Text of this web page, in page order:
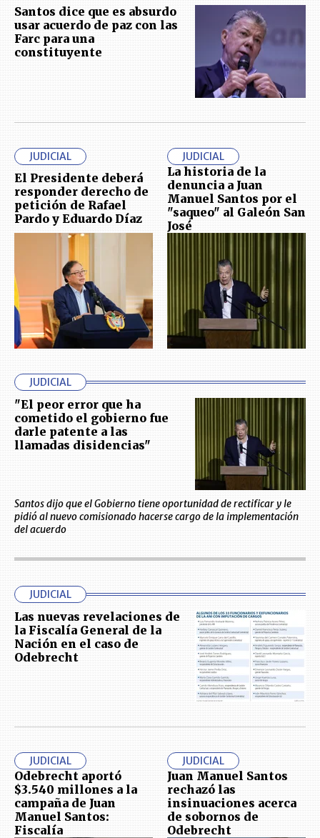
Santos dice que es absurdo
usar acuerdo de paz con las
Farc para una
constituyente
JUDICIAL
El Presidente deberá
responder derecho de
petición de Rafael
Pardo y Eduardo Díaz
JUDICIAL
La historia de la
denuncia a Juan
Manuel Santos por el
"saqueo" al Galeón San
José
JUDICIAL
"El peor error que ha
cometido el gobierno fue
darle patente a las
llamadas disidencias"
Santos dijo que el Gobierno tiene oportunidad de rectificar y le
pidió al nuevo comisionado hacerse cargo de la implementación
del acuerdo
JUDICIAL
Las nuevas revelaciones de
la Fiscalía General de la
Nación en el caso de
Odebrecht
JUDICIAL
Odebrecht aportó
$3.540 millones a la
campaña de Juan
Manuel Santos:
Fiscalía
JUDICIAL
Juan Manuel Santos
rechazó las
insinuaciones acerca
de sobornos de
Odebrecht